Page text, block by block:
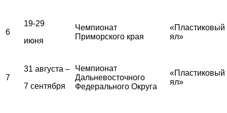
6
19-29
июня
Чемпионат
Приморского края
«Пластиковый
ял»
7
31 августа –
7 сентября
Чемпионат
Дальневосточного
Федерального Округа
«Пластиковый
ял»